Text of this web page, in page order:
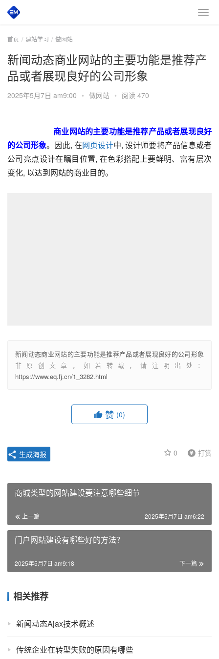
首页 建站学习 做网站
新闻动态商业网站的主要功能是推荐产
品或者展现良好的公司形象
2025年5月7日 am9:00 • 做网站 • 阅读 470
商业网站的主要功能是推荐产品或者展现良好
的公司形象。因此, 在网页设计中, 设计师要将产品信息或者
公司亮点设计在瞩目位置, 在色彩搭配上要鲜明、富有层次
变化, 以达到网站的商业目的。
新闻动态商业网站的主要功能是推荐产品或者展现良好的公司形象
非原创文章，如若转载，请注明出处：
https://www.eq.fj.cn/1_3282.html
赞 (0)
0 打赏
生成海报
商城类型的网站建设要注意哪些细节
上一篇 2025年5月7日 am6:22
门户网站建设有哪些好的方法？
下一篇
2025年5月7日 am9:18
相关推荐
新闻动态Ajax技术概述
传统企业在转型失败的原因有哪些